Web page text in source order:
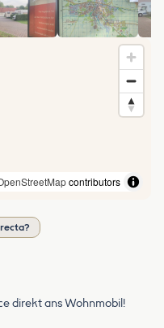
contributors
direkt ans Wohnmobil!